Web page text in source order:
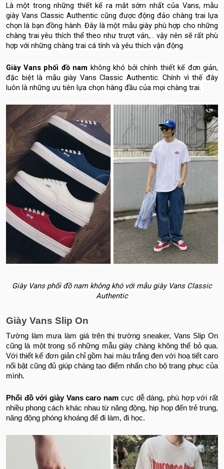
Là một trong những thiết kế ra mắt sớm nhất của Vans, mẫu
giày Vans Classic Authentic cũng được động đảo chàng trai lựa
chọn là bạn đồng hành. Đây là một mẫu giày phù hợp cho những
chàng trai yêu thích thể theo như trượt ván,... vậy nên sẽ rất phù
hợp với những chàng trai cá tính và yêu thích vận động.
Giày Vans phối đồ nam không khó bởi chính thiết kế đơn giản,
đặc biệt là mẫu giày Vans Classic Authentic. Chính vì thế đây
luôn là những ưu tiên lựa chọn hàng đầu của mọi chàng trai.
Giày Vans phối đồ nam không khó với mẫu giày Vans Classic
Authentic
Giày Vans Slip On
Tường làm mưa làm giá trên thị trường sneaker, Vans Slip On
cũng là một trong số những mẫu giày chàng không thể bỏ qua.
Với thiết kế đơn giản chỉ gồm hai màu trắng đen với hoạ tiết caro
nổi bật cũng đủ giúp chàng tạo điểm nhấn cho bộ trang phục của
mình.
Phối đồ với giày Vans caro nam cực dễ dàng, phù hợp với rất
nhiều phong cách khác nhau từ năng động, hip hop đến trẻ trung,
năng động phóng khoáng để đi làm, đi học.